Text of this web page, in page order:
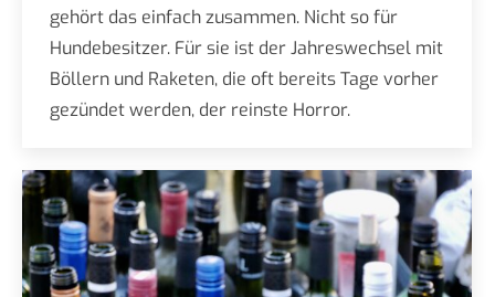
gehört das einfach zusammen. Nicht so für
Hundebesitzer. Für sie ist der Jahreswechsel mit
Böllern und Raketen, die oft bereits Tage vorher
gezündet werden, der reinste Horror.